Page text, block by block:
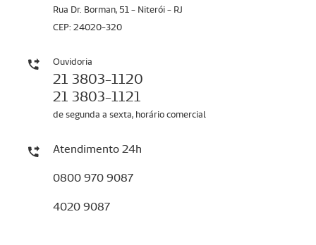
Rua Dr. Borman, 51 - Niterói - RJ
CEP: 24020-320
Ouvidoria
21 3803-1120
21 3803-1121
de segunda a sexta, horário comercial
Atendimento 24h
0800 970 9087
4020 9087